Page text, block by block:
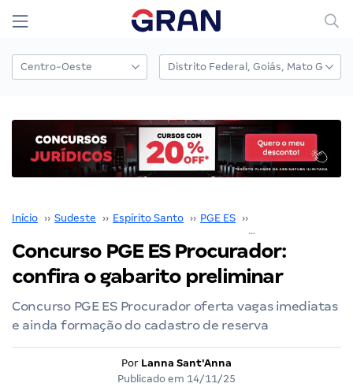
Início ›› Sudeste ›› Espírito Santo ›› PGE ES ››
Concurso PGE ES Procurador:
confira o gabarito preliminar
Concurso PGE ES Procurador oferta vagas imediatas
e ainda formação do cadastro de reserva
Por Lanna Sant'Anna
Publicado em 14/11/25